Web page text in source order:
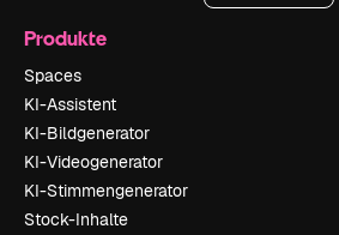
Produkte
Spaces
KI-Assistent
KI-Bildgenerator
KI-Videogenerator
KI-Stimmengenerator
Stock-Inhalte